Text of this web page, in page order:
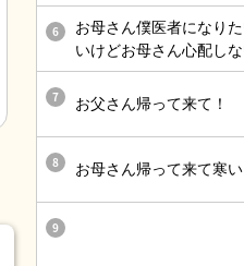
ちに余裕が持てない。
6
お母さん僕医者になり
いけどお母さん心配しな
者になるから！
7 お父さん帰って来て！
8 お母さん帰って来て寒い
9